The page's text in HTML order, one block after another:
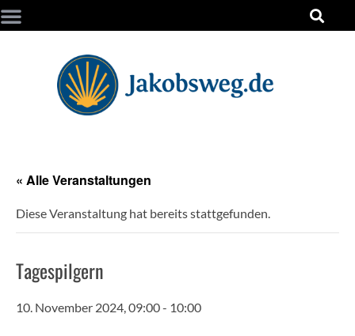
« Alle Veranstaltungen
Diese Veranstaltung hat bereits stattgefunden.
Tagespilgern
10. November 2024, 09:00- 10:00